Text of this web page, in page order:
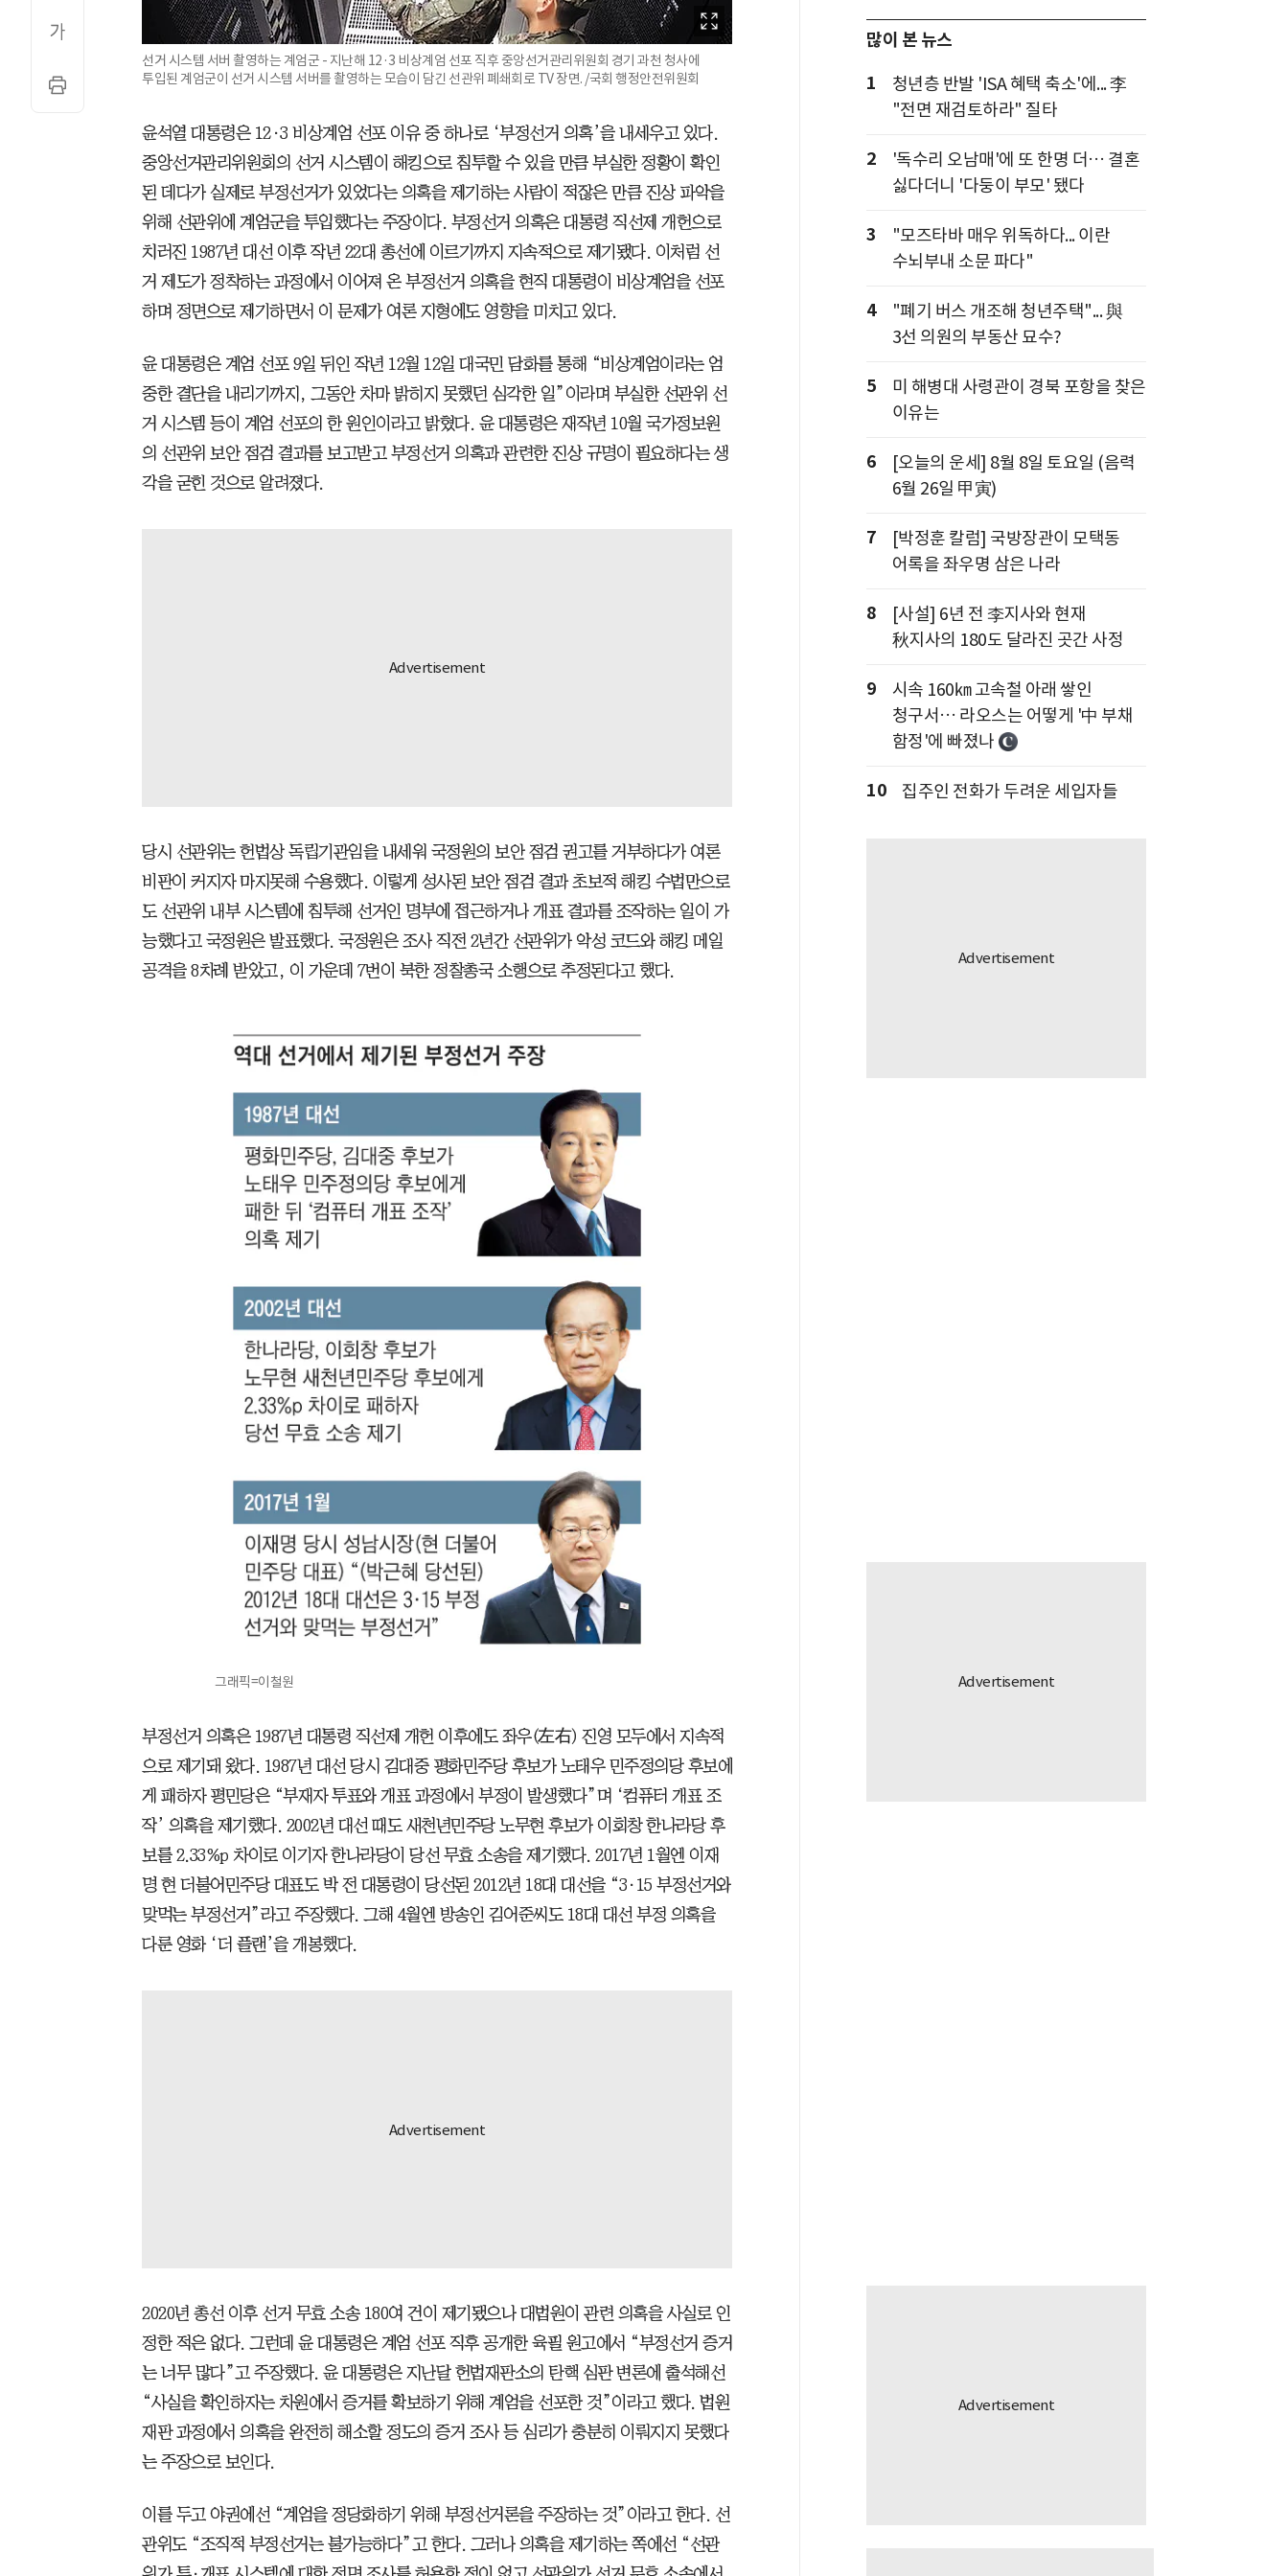
선거 시스템 서버 촬영하는 계엄군 - 지난해 12·3 비상계엄 선포 직후 중앙선거관리위원회 경기 과천 청사에
투입된 계엄군이 선거 시스템 서버를 촬영하는 모습이 담긴 선관위 폐쇄회로 TV 장면. /국회 행정안전위원회
윤석열 대통령은 12·3 비상계엄 선포 이유 중 하나로 ‘부정선거 의혹’을 내세우고 있다.
중앙선거관리위원회의 선거 시스템이 해킹으로 침투할 수 있을 만큼 부실한 정황이 확인
된 데다가 실제로 부정선거가 있었다는 의혹을 제기하는 사람이 적잖은 만큼 진상 파악을
위해 선관위에 계엄군을 투입했다는 주장이다. 부정선거 의혹은 대통령 직선제 개헌으로
치러진 1987년 대선 이후 작년 22대 총선에 이르기까지 지속적으로 제기됐다. 이처럼 선
거 제도가 정착하는 과정에서 이어져 온 부정선거 의혹을 현직 대통령이 비상계엄을 선포
하며 정면으로 제기하면서 이 문제가 여론 지형에도 영향을 미치고 있다.
윤 대통령은 계엄 선포 9일 뒤인 작년 12월 12일 대국민 담화를 통해 “비상계엄이라는 엄
중한 결단을 내리기까지, 그동안 차마 밝히지 못했던 심각한 일”이라며 부실한 선관위 선
거 시스템 등이 계엄 선포의 한 원인이라고 밝혔다. 윤 대통령은 재작년 10월 국가정보원
의 선관위 보안 점검 결과를 보고받고 부정선거 의혹과 관련한 진상 규명이 필요하다는 생
각을 굳힌 것으로 알려졌다.
당시 선관위는 헌법상 독립기관임을 내세워 국정원의 보안 점검 권고를 거부하다가 여론
비판이 커지자 마지못해 수용했다. 이렇게 성사된 보안 점검 결과 초보적 해킹 수법만으로
도 선관위 내부 시스템에 침투해 선거인 명부에 접근하거나 개표 결과를 조작하는 일이 가
능했다고 국정원은 발표했다. 국정원은 조사 직전 2년간 선관위가 악성 코드와 해킹 메일
공격을 8차례 받았고, 이 가운데 7번이 북한 정찰총국 소행으로 추정된다고 했다.
그래픽=이철원
부정선거 의혹은 1987년 대통령 직선제 개헌 이후에도 좌우(左右) 진영 모두에서 지속적
으로 제기돼 왔다. 1987년 대선 당시 김대중 평화민주당 후보가 노태우 민주정의당 후보에
게 패하자 평민당은 “부재자 투표와 개표 과정에서 부정이 발생했다”며 ‘컴퓨터 개표 조
작’ 의혹을 제기했다. 2002년 대선 때도 새천년민주당 노무현 후보가 이회창 한나라당 후
보를 2.33%p 차이로 이기자 한나라당이 당선 무효 소송을 제기했다. 2017년 1월엔 이재
명 현 더불어민주당 대표도 박 전 대통령이 당선된 2012년 18대 대선을 “3·15 부정선거와
맞먹는 부정선거”라고 주장했다. 그해 4월엔 방송인 김어준씨도 18대 대선 부정 의혹을
다룬 영화 ‘더 플랜’을 개봉했다.
2020년 총선 이후 선거 무효 소송 180여 건이 제기됐으나 대법원이 관련 의혹을 사실로 인
정한 적은 없다. 그런데 윤 대통령은 계엄 선포 직후 공개한 육필 원고에서 “부정선거 증거
는 너무 많다”고 주장했다. 윤 대통령은 지난달 헌법재판소의 탄핵 심판 변론에 출석해선
“사실을 확인하자는 차원에서 증거를 확보하기 위해 계엄을 선포한 것”이라고 했다. 법원
재판 과정에서 의혹을 완전히 해소할 정도의 증거 조사 등 심리가 충분히 이뤄지지 못했다
는 주장으로 보인다.
이를 두고 야권에선 “계엄을 정당화하기 위해 부정선거론을 주장하는 것”이라고 한다. 선
관위도 “조직적 부정선거는 불가능하다”고 한다. 그러나 의혹을 제기하는 쪽에선 “선관
많이 본 뉴스
1
청년층 반발 'ISA 혜택 축소'에... 李
"전면 재검토하라" 질타
2
'독수리 오남매'에 또 한명 더… 결혼
싫다더니 '다둥이 부모' 됐다
3
"모즈타바 매우 위독하다... 이란
수뇌부내 소문 파다"
4
"폐기 버스 개조해 청년주택"... 與
3선 의원의 부동산 묘수?
5
미 해병대 사령관이 경북 포항을 찾은
이유는
6
[오늘의 운세] 8월 8일 토요일 (음력
6월 26일 甲寅)
7
[박정훈 칼럼] 국방장관이 모택동
어록을 좌우명 삼은 나라
8
[사설] 6년 전 李지사와 현재
秋지사의 180도 달라진 곳간 사정
9
시속 160㎞ 고속철 아래 쌓인
청구서… 라오스는 어떻게 '中 부채
함정'에 빠졌나
10 집주인 전화가 두려운 세입자들